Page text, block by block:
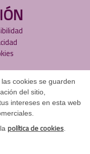
cookies se guarden
del sitio,
intereses en esta web
política de cookies.